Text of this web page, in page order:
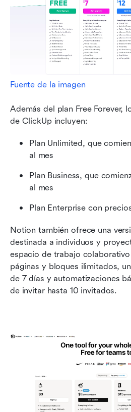
Fuente de la imagen
Además del plan Free Forever,
de ClickUp incluyen:
Plan Unlimited, que
al mes
Plan Business, que
al mes
Plan Enterprise con
Notion también ofrece una
destinada a individuos y
espacio de trabajo
páginas y bloques ilimitados,
de 7 días y automatizaciones
de invitar hasta 10 invitados.